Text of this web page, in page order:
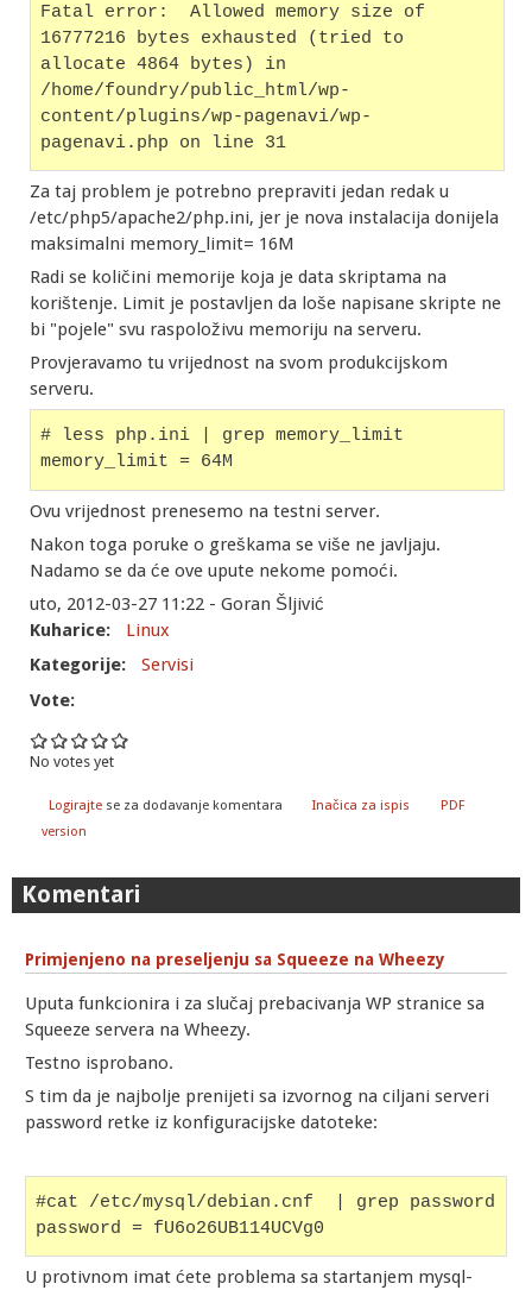
Fatal error:  Allowed memory size of
16777216 bytes exhausted (tried to
allocate 4864 bytes) in
/home/foundry/public_html/wp-
content/plugins/wp-pagenavi/wp-
pagenavi.php on line 31
Za taj problem je potrebno prepraviti jedan redak u
/etc/php5/apache2/php.ini, jer je nova instalacija donijela
maksimalni memory_limit= 16M
Radi se količini memorije koja je data skriptama na
korištenje. Limit je postavljen da loše napisane skripte ne
bi "pojele" svu raspoloživu memoriju na serveru.
Provjeravamo tu vrijednost na svom produkcijskom
serveru.
# less php.ini | grep memory_limit
memory_limit = 64M
Ovu vrijednost prenesemo na testni server.
Nakon toga poruke o greškama se više ne javljaju.
Nadamo se da će ove upute nekome pomoći.
uto, 2012-03-27 11:22 - Goran Šljivić
Kuharice:
Linux
Kategorije:
Servisi
Vote:
No votes yet
Logirajtese za dodavanje komentara Inačica za ispis
PDF
version
Komentari
Primjenjeno na preseljenju sa Squeeze na Wheezy
Uputa funkcionira i za slučaj prebacivanja WP stranice sa
Squeeze servera na Wheezy.
Testno isprobano.
S tim da je najbolje prenijeti sa izvornog na ciljani serveri
password retke iz konfiguracijske datoteke:
#cat /etc/mysql/debian.cnf  | grep password
password = fU6o26UB114UCVg0
U protivnom imat ćete problema sa startanjem mysql-